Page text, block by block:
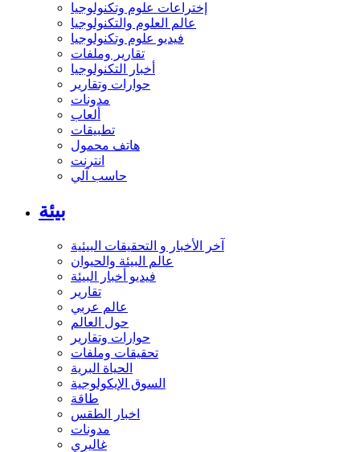
إختراعات علوم وتكنولوجيا
عالم العلوم والتكنولوجيا
فيديو علوم وتكنولوجيا
تقارير وملفات
أخبار التكنولوجيا
حوارات وتقارير
مدونات
ألعاب
تطبيقات
هاتف محمول
انترنت
حاسب آلي
بيئة
آخر الأخبار و التحقيقات البيئية
عالم البيئة والحيوان
فيديو أخبار البيئة
تقارير
عالم عربي
حول العالم
حوارات وتقارير
تحقيقات وملفات
الحياة البرية
السوق الإيكولوجية
طاقة
اخبار الطقس
مدونات
غاليري